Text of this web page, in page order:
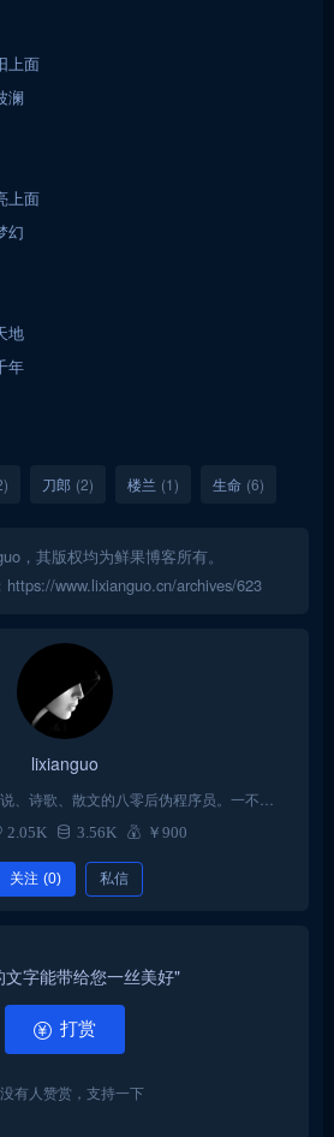
上面
澜
上面
幻
地
年
刀郎 (2) 楼兰 (1) 生命 (6)
，其版权均为鲜果博客所有。
www.lixianguo.cn/archives/623
lixianguo
、诗歌、散文的八零后伪程序员。一不小
此一发不可收拾！每天以折腾主题代码为
2.05K 3.56K ￥900
关注 (0) 私信
文字能带给您一丝美好"
打赏
有人赞赏，支持一下